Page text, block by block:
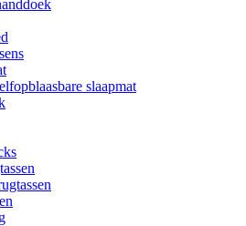
slaapmat